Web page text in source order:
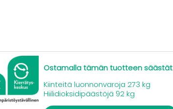
Ostamalla tämän tuotteen säästät
Kiinteitä luonnonvaroja 273 kg
Hiilidioksidipäästöjä 92 kg